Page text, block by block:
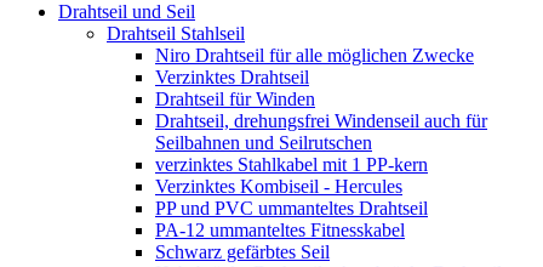
Drahtseil und Seil
Drahtseil Stahlseil
Niro Drahtseil für alle möglichen Zwecke
Verzinktes Drahtseil
Drahtseil für Winden
Drahtseil, drehungsfrei Windenseil auch für
Seilbahnen und Seilrutschen
verzinktes Stahlkabel mit 1 PP-kern
Verzinktes Kombiseil - Hercules
PP und PVC ummanteltes Drahtseil
PA-12 ummanteltes Fitnesskabel
Schwarz gefärbtes Seil